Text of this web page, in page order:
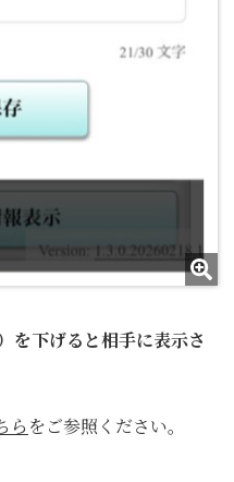
を下げると相手に表示さ
ら をご参照ください。